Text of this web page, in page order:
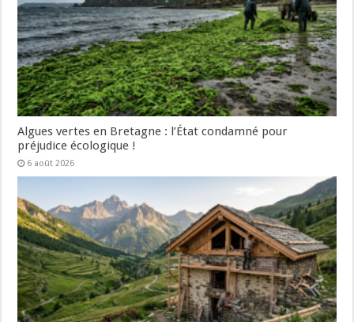
Algues vertes en Bretagne : l’État condamné pour
préjudice écologique !
6 août 2026